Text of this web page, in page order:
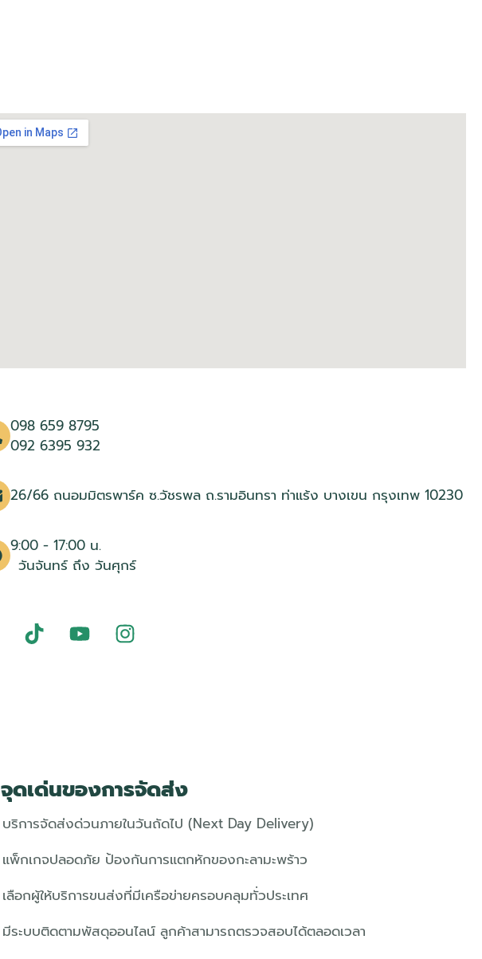
098 659 8795
092 6395 932
26/66 ถนอมมิตรพาร์ค ซ.วัชรพล ถ.รามอินทรา ท่าแร้ง บางเขน กรุงเทพ 10230
9:00 - 17:00 น.
วันจันทร์ ถึง วันศุกร์
จุดเด่นของการจัดส่ง
บริการจัดส่งด่วนภายในวันถัดไป (Next Day Delivery)
แพ็กเกจปลอดภัย ป้องกันการแตกหักของกะลามะพร้าว
เลือกผู้ให้บริการขนส่งที่มีเครือข่ายครอบคลุมทั่วประเทศ
มีระบบติดตามพัสดุออนไลน์ ลูกค้าสามารถตรวจสอบได้ตลอดเวลา